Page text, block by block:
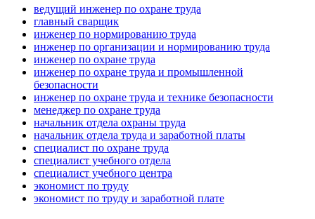
ведущий инженер по охране труда
главный сварщик
инженер по нормированию труда
инженер по организации и нормированию труда
инженер по охране труда
инженер по охране труда и промышленной
безопасности
инженер по охране труда и технике безопасности
менеджер по охране труда
начальник отдела охраны труда
начальник отдела труда и заработной платы
специалист по охране труда
специалист учебного отдела
специалист учебного центра
экономист по труду
экономист по труду и заработной плате